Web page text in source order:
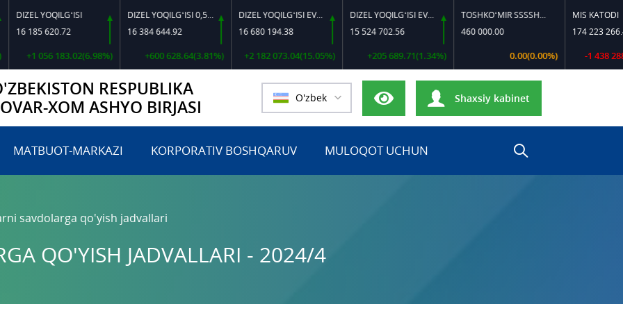
YOQILG‘ISI
185 620.72
056 183.02(6.98%)
DIZEL YOQILG‘ISI 0,5-40
16 384 644.92
+600 628.64(3.81%)
DIZEL YOQILG‘ISI EVRO L-K-4
16 680 194.38
+2 182 073.04(15.05%)
DIZEL YOQILG‘ISI EVRO-L II K-4 SSDF
15 524 702.56
+205 689.71(1.34%)
TOSHKO‘MIR SSSSH-13
460 000.00
0.00(0.00%)
MIS KATODI
174 223 266.44
-1 438
RESPUBLIKA
XOM ASHYO BIRJASI
O'zbek Shaxsiy kabinet
MATBUOT-MARKAZI KORPORATIV BOSHQARUV MULOQOT UCHUN
savdolarga qo'yish jadvallari
QO'YISH JADVALLARI - 2024/4